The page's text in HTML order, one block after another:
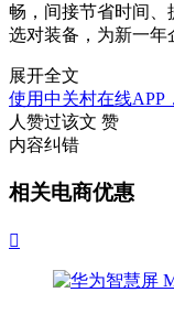
畅，间接节省时间、
选对装备，为新一年
展开全文
使用中关村在线APP
人赞过该文 赞
内容纠错
相关电商优惠
